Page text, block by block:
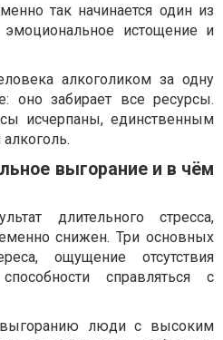
так начинается один из
истощение и
алкоголиком за одну
оно забирает все ресурсы.
исчерпаны, единственным
выгорание и в чём
длительного стресса,
снижен. Три основных
ощущение отсутствия
справляться с
люди с высоким